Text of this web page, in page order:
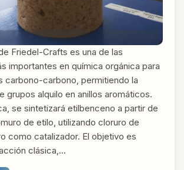
Friedel-Crafts es una de las
importantes en química orgánica para
carbono-carbono, permitiendo la
grupos alquilo en anillos aromáticos.
se sintetizará etilbenceno a partir de
de etilo, utilizando cloruro de
como catalizador. El objetivo es
clásica,…